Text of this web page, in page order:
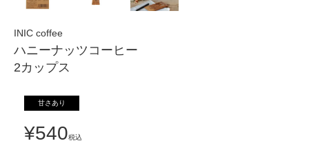
INIC coffee
ハニーナッツコーヒー
2カップス
甘さあり
¥540税込